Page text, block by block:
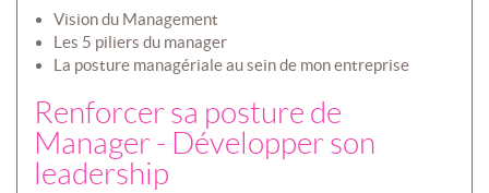
Vision du Management
Les 5 piliers du manager
La posture managériale au sein de mon entreprise
Renforcer sa posture de
Manager - Développer son
leadership